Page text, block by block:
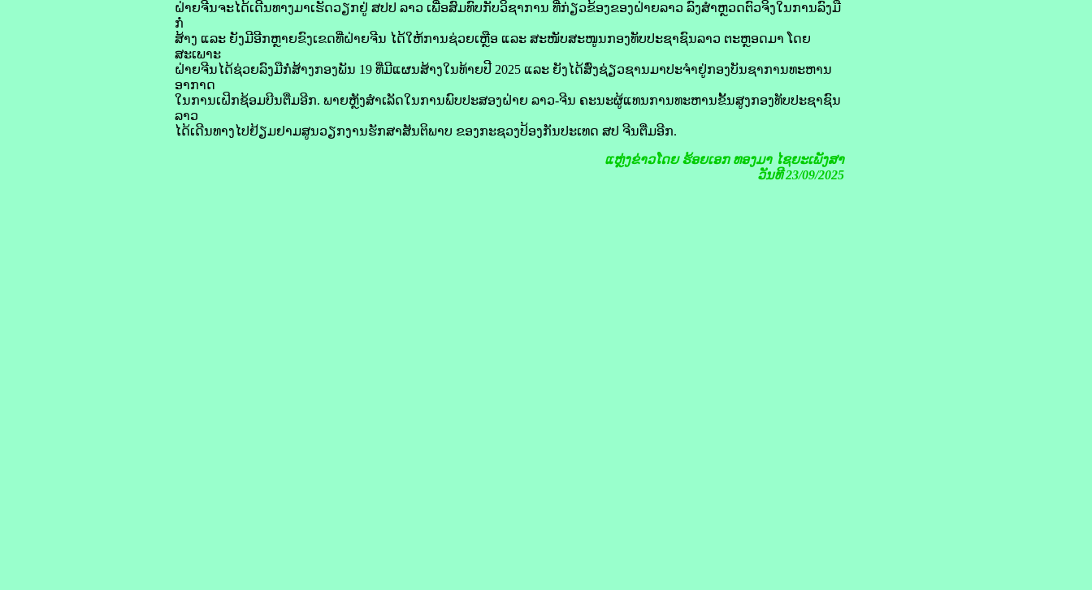
ຝ່າຍຈີນຈະໄດ້ເດີນທາງມາເຮັດວຽກຢູ່ ສປປ ລາວ ເພື່ອສົມທົບກັບວິຊາການ ທີ່ກ່ຽວຂ້ອງຂອງຝ່າຍລາວ ລົງສຳຫຼວດຕົວຈິງໃນການລົງມື
ກໍ່
ສ້າງ ແລະ ຍັງມີອີກຫຼາຍຂົງເຂດທີ່ຝ່າຍຈີນ ໄດ້ໃຫ້ການຊ່ວຍເຫຼືອ ແລະ ສະໜັບສະໜູນກອງທັບປະຊາຊົນລາວ ຕະຫຼອດມາ ໂດຍ
ສະເພາະ
ຝ່າຍຈີນໄດ້ຊ່ວຍລົງມືກໍ່ສ້າງກອງພັນ 19 ທີ່ມີແຜນສ້າງໃນທ້າຍປີ 2025 ແລະ ຍັງໄດ້ສົ່ງຊ່ຽວຊານມາປະຈຳຢູ່ກອງບັນຊາການທະຫານ
ອາກາດ
ໃນການເຝິກຊ້ອມບີນຕື່ມອີກ. ພາຍຫຼັງສຳເລັດໃນການພົບປະສອງຝ່າຍ ລາວ-ຈີນ ຄະນະຜູ້ແທນການທະຫານຂັ້ນສູງກອງທັບປະຊາຊົນ
ລາວ
ໄດ້ເດີນທາງໄປຢ້ຽມຢາມສູນວຽກງານຮັກສາສັນຕິພາບ ຂອງກະຊວງປ້ອງກັນປະເທດ ສປ ຈີນຕື່ມອີກ.
ແຫຼ່ງຂ່າວໂດຍຮ້ອຍເອກ ທອງມາ ໄຊຍະເພັງສາ
ວັນທີ 23/09/2025